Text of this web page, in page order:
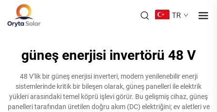
TR
güneş enerjisi invertörü 48 V
48 V'lik bir güneş enerjisi inverteri, modern yenilenebilir enerji
sistemlerinde kritik bir bileşen olarak, güneş panelleri ile elektrik
yükleri arasındaki temel köprü işlevi görür. Bu gelişmiş cihaz, güneş
panelleri tarafından üretilen doğru akım (DC) elektriğini; ev aletleri ve